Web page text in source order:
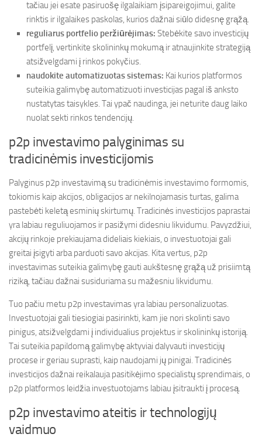
tačiau jei esate pasiruošę ilgalaikiam įsipareigojimui, galite
rinktis ir ilgalaikes paskolas, kurios dažnai siūlo didesnę grąžą.
reguliarus portfelio peržiūrėjimas: Stebėkite savo investicijų
portfelį, vertinkite skolininkų mokumą ir atnaujinkite strategiją
atsižvelgdami į rinkos pokyčius.
naudokite automatizuotas sistemas: Kai kurios platformos
suteikia galimybę automatizuoti investicijas pagal iš anksto
nustatytas taisykles. Tai ypač naudinga, jei neturite daug laiko
nuolat sekti rinkos tendencijų.
p2p investavimo palyginimas su
tradicinėmis investicijomis
Palyginus p2p investavimą su tradicinėmis investavimo formomis,
tokiomis kaip akcijos, obligacijos ar nekilnojamasis turtas, galima
pastebėti keletą esminių skirtumų. Tradicinės investicijos paprastai
yra labiau reguliuojamos ir pasižymi didesniu likvidumu. Pavyzdžiui,
akcijų rinkoje prekiaujama dideliais kiekiais, o investuotojai gali
greitai įsigyti arba parduoti savo akcijas. Kita vertus, p2p
investavimas suteikia galimybę gauti aukštesnę grąžą už prisiimtą
riziką, tačiau dažnai susiduriama su mažesniu likvidumu.
Tuo pačiu metu p2p investavimas yra labiau personalizuotas.
Investuotojai gali tiesiogiai pasirinkti, kam jie nori skolinti savo
pinigus, atsižvelgdami į individualius projektus ir skolininkų istoriją.
Tai suteikia papildomą galimybę aktyviai dalyvauti investicijų
procese ir geriau suprasti, kaip naudojami jų pinigai. Tradicinės
investicijos dažnai reikalauja pasitikėjimo specialistų sprendimais, o
p2p platformos leidžia investuotojams labiau įsitraukti į procesą.
p2p investavimo ateitis ir technologijų
vaidmuo